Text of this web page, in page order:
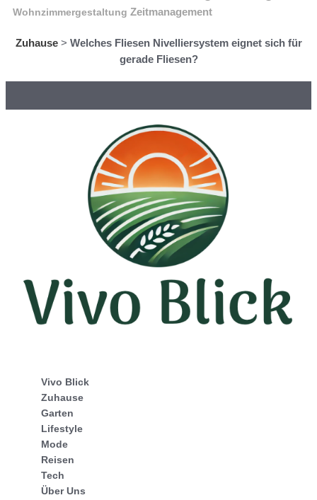
Wohnzimmergestaltung Zeitmanagement
Zuhause> Welches Fliesen Nivelliersystem eignet sich für
gerade Fliesen?
Vivo Blick
Zuhause
Garten
Lifestyle
Mode
Reisen
Tech
Über Uns